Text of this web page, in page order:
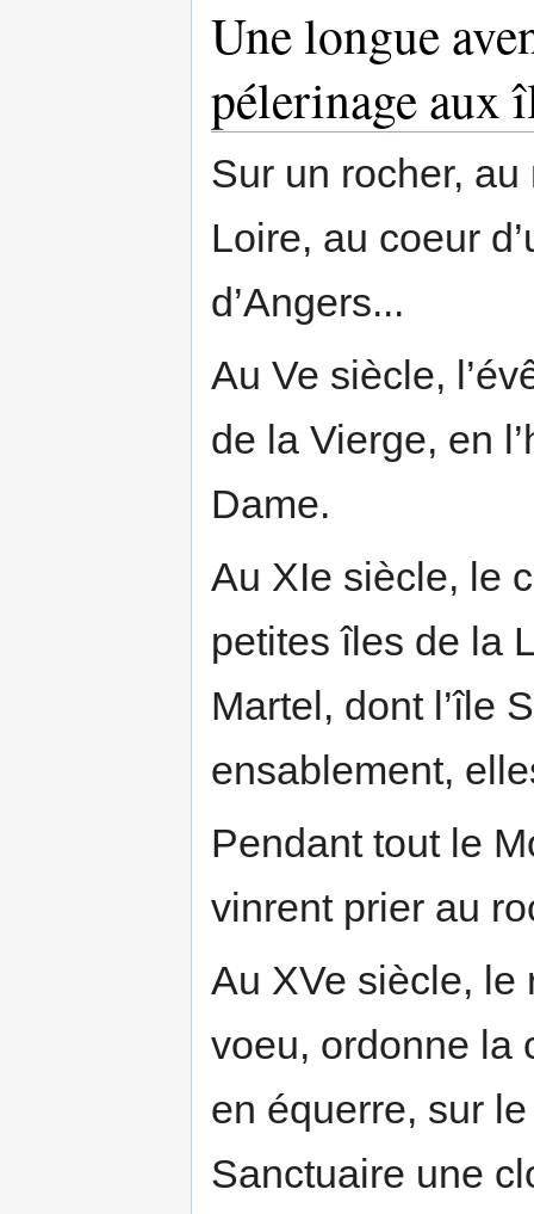
Une longue
pélerinage aux
Sur un rocher,
Loire, au coeur
d’Angers...
Au Ve siècle,
de la Vierge, en
Dame.
Au XIe siècle, le
petites îles de la
Martel, dont l’île
ensablement,
Pendant tout le
vinrent prier au
Au XVe siècle, le
voeu, ordonne la
en équerre, sur
Sanctuaire une